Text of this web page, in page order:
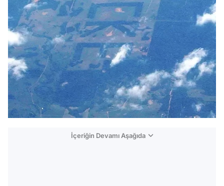
İçeriğin Devamı Aşağıda